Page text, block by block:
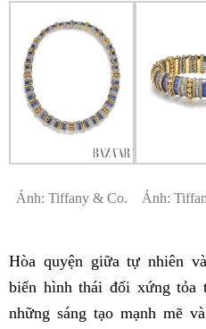
Ảnh: Tiffany & Co. Ảnh:
Hòa quyện giữa tự nhiên
biến hình thái đối xứng tỏa
những sáng tạo mạnh mẽ